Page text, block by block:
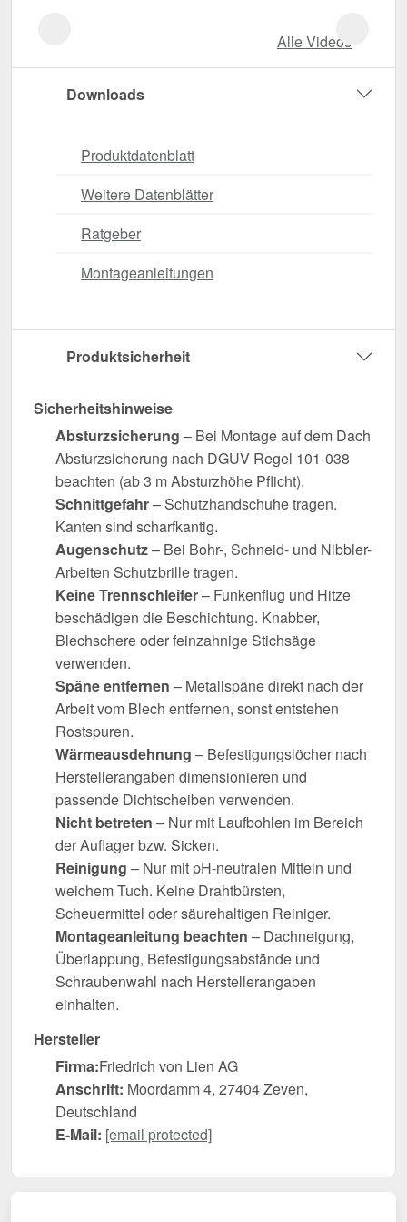
Alle Videos
Downloads
Produktdatenblatt
Weitere Datenblätter
Ratgeber
Montageanleitungen
Produktsicherheit
Sicherheitshinweise
Absturzsicherung – Bei Montage auf dem Dach
Absturzsicherung nach DGUV Regel 101-038
beachten (ab 3 m Absturzhöhe Pflicht).
Schnittgefahr– Schutzhandschuhe tragen.
Kanten sind scharfkantig.
Augenschutz– Bei Bohr-, Schneid- und Nibbler-
Arbeiten Schutzbrille tragen.
Keine Trennschleifer– Funkenflug und Hitze
beschädigen die Beschichtung. Knabber,
Blechschere oder feinzahnige Stichsäge
verwenden.
Späne entfernen – Metallspäne direkt nach der
Arbeit vom Blech entfernen, sonst entstehen
Rostspuren.
Wärmeausdehnung – Befestigungslöcher nach
Herstellerangaben dimensionieren und
passende Dichtscheiben verwenden.
Nicht betreten – Nur mit Laufbohlen im Bereich
der Auflager bzw. Sicken.
Reinigung – Nur mit pH-neutralen Mitteln und
weichem Tuch. Keine Drahtbürsten,
Scheuermittel oder säurehaltigen Reiniger.
Montageanleitung beachten – Dachneigung,
Überlappung, Befestigungsabstände und
Schraubenwahl nach Herstellerangaben
einhalten.
Hersteller
Firma:Friedrich von Lien AG
Anschrift: Moordamm 4, 27404 Zeven,
Deutschland
E-Mail: [email protected]